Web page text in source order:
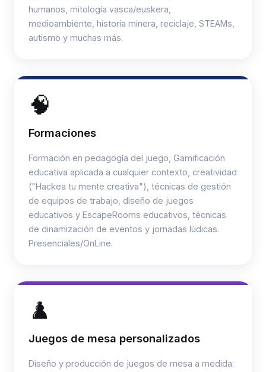
humanos, mitología vasca/euskera,
medioambiente, historia minera, reciclaje, STEAMs,
autismo y muchas más.
🧠​
Formaciones
Formación en pedagogía del juego, Gamificación
educativa aplicada a cualquier contexto, creatividad
("Hackea tu mente creativa"), técnicas de gestión
de equipos de trabajo, diseño de juegos
educativos y EscapeRooms educativos, técnicas
de dinamización de eventos y jornadas lúdicas.
Presenciales/OnLine.
♟️
Juegos de mesa personalizados
Diseño y producción de juegos de mesa a medida: